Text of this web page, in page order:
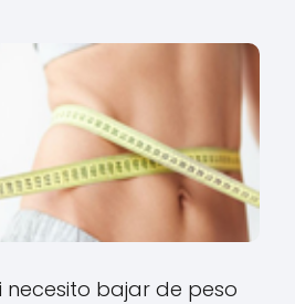
necesito bajar de peso